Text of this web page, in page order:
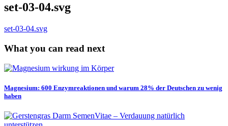
set-03-04.svg
set-03-04.svg
What you can read next
Magnesium: 600 Enzymreaktionen und warum 28% der Deutschen zu wenig
haben